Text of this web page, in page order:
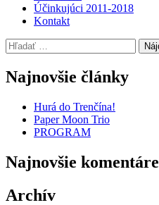
Účinkujúci 2011-2018
Kontakt
Hľadať:
Najnovšie články
Hurá do Trenčína!
Paper Moon Trio
PROGRAM
Najnovšie komentáre
Archív